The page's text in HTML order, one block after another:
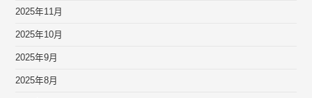
2025年11月
2025年10月
2025年9月
2025年8月